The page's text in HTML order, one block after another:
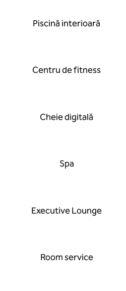
Piscină interioară
Centru de fitness
Cheie digitală
Spa
Executive Lounge
Room service